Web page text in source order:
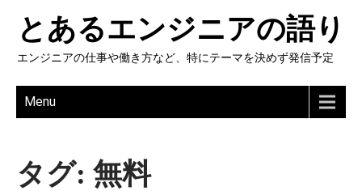
とあるエンジニアの語り
エンジニアの仕事や働き方など、特にテーマを決めず発信予定
Menu
タグ: 無料